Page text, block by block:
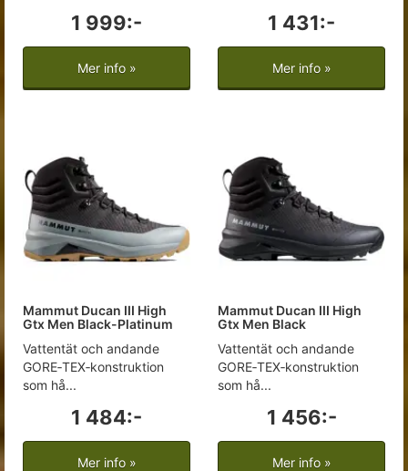
1 999:-
Mer info »
1 431:-
Mer info »
Mammut Ducan III High
Gtx Men Black-Platinum
Vattentät och andande
GORE‑TEX‑konstruktion
som hå...
1 484:-
Mer info »
Mammut Ducan III High
Gtx Men Black
Vattentät och andande
GORE‑TEX‑konstruktion
som hå...
1 456:-
Mer info »